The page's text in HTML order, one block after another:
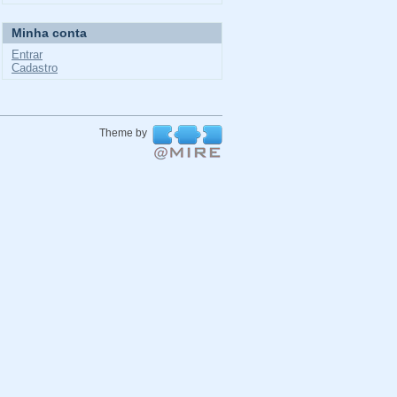
Minha conta
Entrar
Cadastro
Theme by